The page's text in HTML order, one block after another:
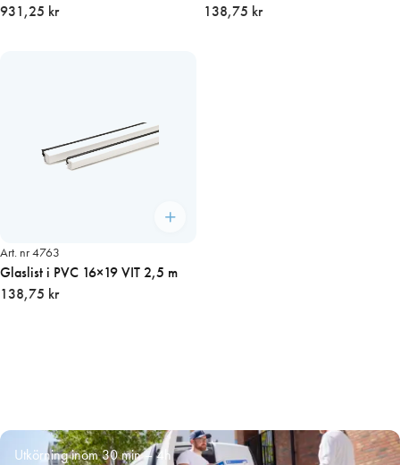
falsdjup 27-32 mm VIT Längd 3 m
931,25 kr
138,75 kr
Art. nr 4763
Glaslist i PVC 16×19 VIT 2,5 m
138,75 kr
Utkörning inom 30 min – 4h